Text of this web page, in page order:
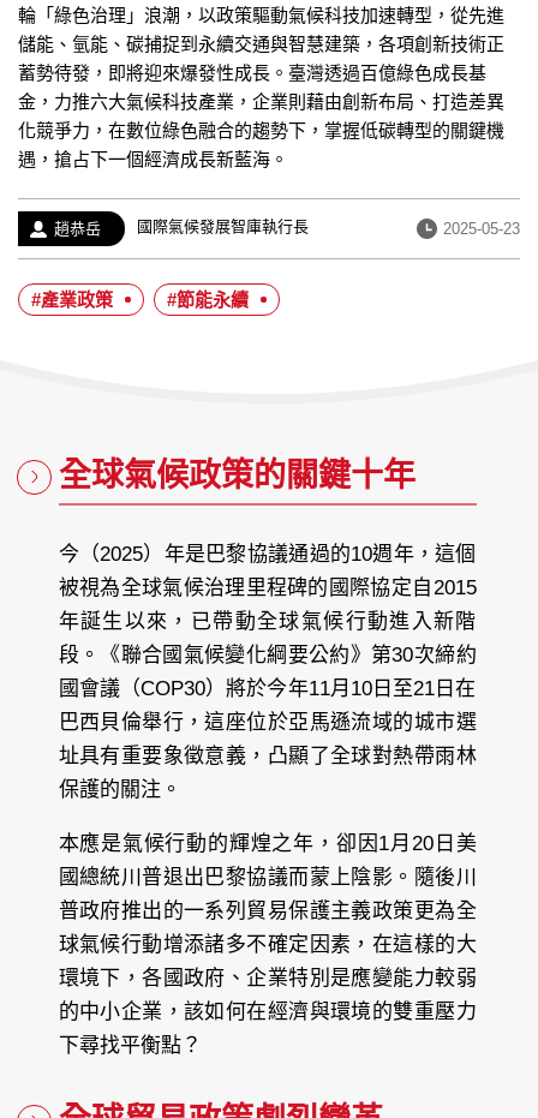
輪「綠色治理」浪潮，以政策驅動氣候科技加速轉型，從先進
儲能、氫能、碳捕捉到永續交通與智慧建築，各項創新技術正
蓄勢待發，即將迎來爆發性成長。臺灣透過百億綠色成長基
金，力推六大氣候科技產業，企業則藉由創新布局、打造差異
化競爭力，在數位綠色融合的趨勢下，掌握低碳轉型的關鍵機
遇，搶占下一個經濟成長新藍海。
作
者：
趙恭岳
經
歷：
國際氣候發展智庫執行長
發
布
2025-05-23
#產業政策 #節能永續
全球氣候政策的關鍵十年
今（2025）年是巴黎協議通過的10週年，這個
被視為全球氣候治理里程碑的國際協定自2015
年誕生以來，已帶動全球氣候行動進入新階
段。《聯合國氣候變化綱要公約》第30次締約
國會議（COP30）將於今年11月10日至21日在
巴西貝倫舉行，這座位於亞馬遜流域的城市選
址具有重要象徵意義，凸顯了全球對熱帶雨林
保護的關注。
本應是氣候行動的輝煌之年，卻因1月20日美
國總統川普退出巴黎協議而蒙上陰影。隨後川
普政府推出的一系列貿易保護主義政策更為全
球氣候行動增添諸多不確定因素，在這樣的大
環境下，各國政府、企業特別是應變能力較弱
的中小企業，該如何在經濟與環境的雙重壓力
下尋找平衡點？